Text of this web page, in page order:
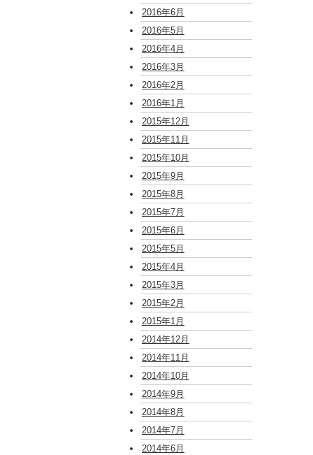
2016年6月
2016年5月
2016年4月
2016年3月
2016年2月
2016年1月
2015年12月
2015年11月
2015年10月
2015年9月
2015年8月
2015年7月
2015年6月
2015年5月
2015年4月
2015年3月
2015年2月
2015年1月
2014年12月
2014年11月
2014年10月
2014年9月
2014年8月
2014年7月
2014年6月